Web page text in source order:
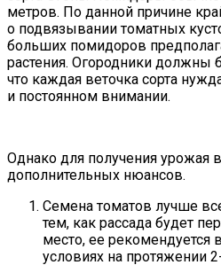
метров. По данной причине
о подвязывании томатных
больших помидоров
растения. Огородники должны
что каждая веточка сорта
и постоянном внимании.
Однако для получения урожая
дополнительных нюансов.
Семена томатов лучше
тем, как рассада будет
место, ее
условиях на протяжении